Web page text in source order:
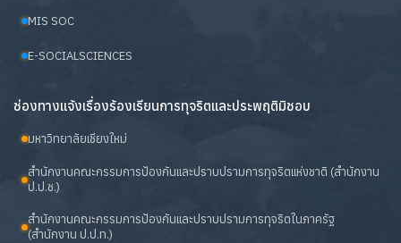
MIS SOC
E-SOCIALSCIENCES
ช่องทางแจ้งเรื่องร้องเรียนการทุจริตและประพฤติมิชอบ
มหาวิทยาลัยเชียงใหม่
สำนักงานคณะกรรมการป้องกันและปราบปรามการทุจริตแห่งชาติ (สำนักงาน
ป.ป.ช.)
สำนักงานคณะกรรมการป้องกันและปราบปรามการทุจริตในภาครัฐ
(สำนักงาน ป.ป.ท.)